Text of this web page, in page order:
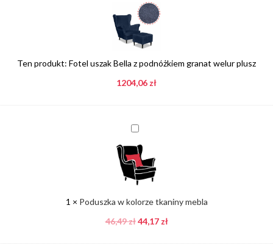
uszak
Bella
z
podnóżkiem
welur
plusz
Ten produkt: Fotel uszak Bella z podnóżkiem granat welur plusz
1204,06 zł
Poduszka
kolorze
tkaniny
mebla
1 × Poduszka w kolorze tkaniny mebla
46,49zł 44,17 zł